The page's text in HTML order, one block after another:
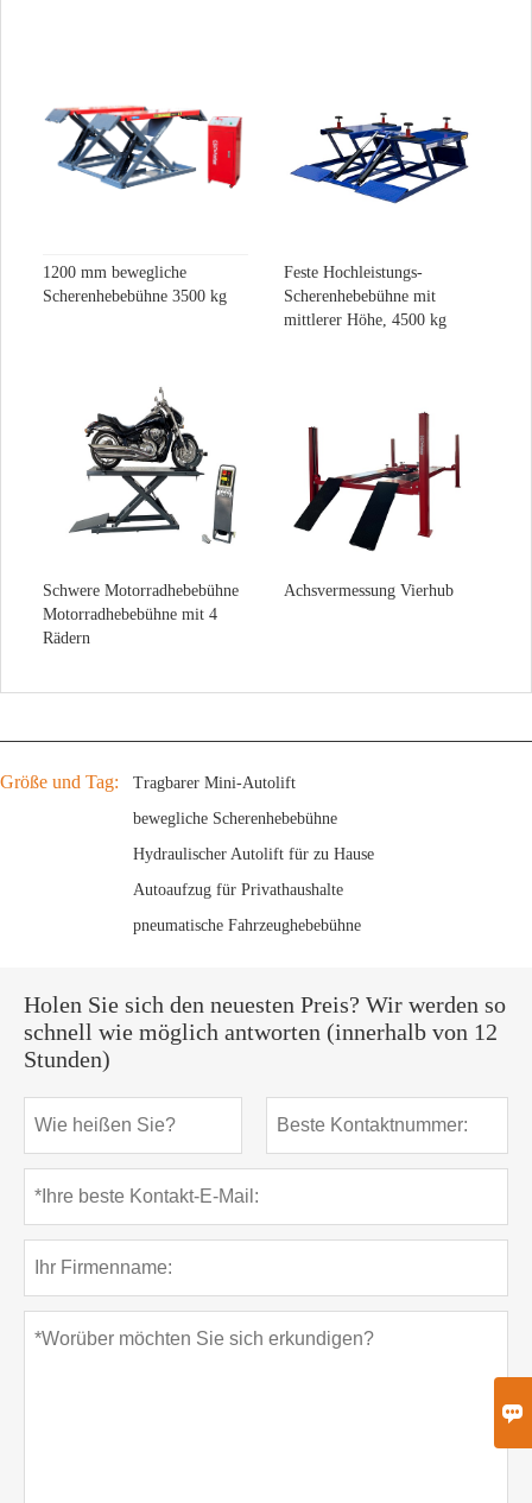
1200 mm bewegliche
Scherenhebebühne 3500 kg
Feste Hochleistungs-
Scherenhebebühne mit
mittlerer Höhe, 4500 kg
Schwere Motorradhebebühne
Motorradhebebühne mit 4
Rädern
Achsvermessung Vierhub
Größe und Tag:
Tragbarer Mini-Autolift
bewegliche Scherenhebebühne
Hydraulischer Autolift für zu Hause
Autoaufzug für Privathaushalte
pneumatische Fahrzeughebebühne
Holen Sie sich den neuesten Preis? Wir werden so
schnell wie möglich antworten (innerhalb von 12
Stunden)
